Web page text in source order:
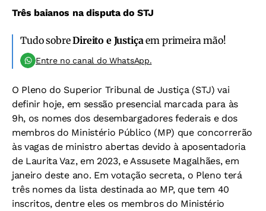
Três baianos na disputa do STJ
Tudo sobreDireito e Justiça em primeira mão!
Entre no canal do WhatsApp.
O Pleno do Superior Tribunal de Justiça (STJ) vai
definir hoje, em sessão presencial marcada para às
9h, os nomes dos desembargadores federais e dos
membros do Ministério Público (MP) que concorrerão
às vagas de ministro abertas devido à aposentadoria
de Laurita Vaz, em 2023, e Assusete Magalhães, em
janeiro deste ano. Em votação secreta, o Pleno terá
três nomes da lista destinada ao MP, que tem 40
inscritos, dentre eles os membros do Ministério